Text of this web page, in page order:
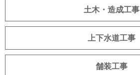
土木・造成工事
上下水道工事
舗装工事